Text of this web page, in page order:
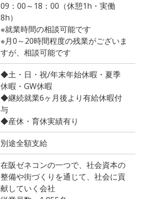
09：00～18：00（休憩1h・実働
8h）
※就業時間の相談可能です
※月0～20時間程度の残業がございま
すが、相談可能です
◆土・日・祝/年末年始休暇・夏季
休暇・GW休暇
◆継続就業6ヶ月後より有給休暇付
与
◆産休・育休実績有り
別途全額支給
在阪ゼネコンの一つで、社会資本の
整備や街づくりを通じて、社会に貢
献していく会社